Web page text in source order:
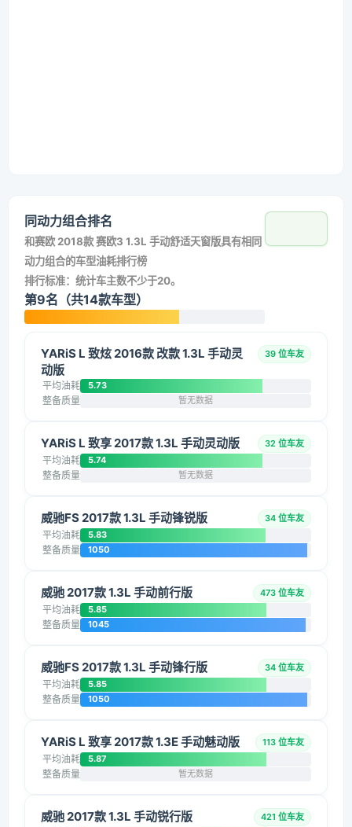
同动力组合排名
和赛欧 2018款 赛欧3 1.3L 手动舒适天窗版具有相同
动力组合的车型油耗排行榜
排行标准：统计车主数不少于20。
第9名（共14款车型）
YARiS L 致炫 2016款 改款 1.3L 手动灵
动版
39 位车友
平均油耗 5.73
整备质量 暂无数据
YARiS L 致享 2017款 1.3L 手动灵动版 32 位车友
平均油耗 5.74
整备质量 暂无数据
威驰FS 2017款 1.3L 手动锋锐版 34 位车友
平均油耗 5.83
整备质量 1050
威驰 2017款 1.3L 手动前行版 473 位车友
平均油耗 5.85
整备质量 1045
威驰FS 2017款 1.3L 手动锋行版 34 位车友
平均油耗 5.85
整备质量 1050
YARiS L 致享 2017款 1.3E 手动魅动版 113 位车友
平均油耗 5.87
整备质量 暂无数据
威驰 2017款 1.3L 手动锐行版 421 位车友